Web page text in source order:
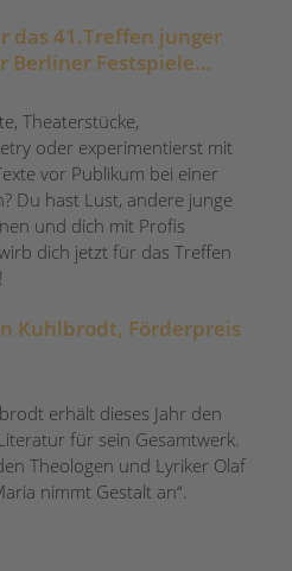
das 41.Treffen junger
Berliner Festspiele
Theaterstücke,
oder experimentierst mit
vor Publikum bei einer
Du hast Lust, andere junge
und dich mit Profis
dich jetzt für das Treffen
Kuhlbrodt, Förderpreis
erhält dieses Jahr den
für sein Gesamtwerk.
Theologen und Lyriker Olaf
nimmt Gestalt an“.